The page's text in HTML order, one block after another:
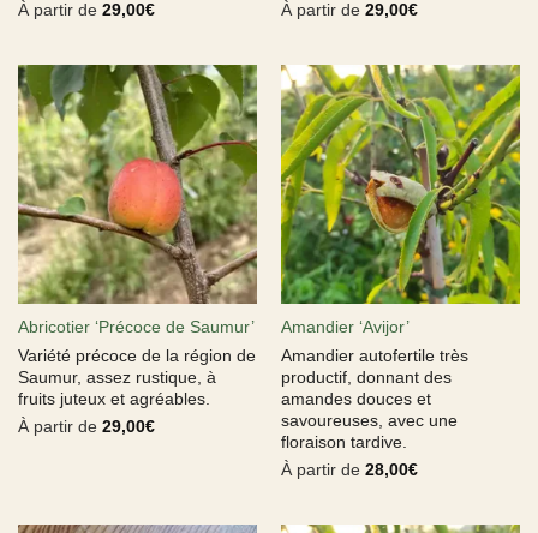
À partir de 29,00€
À partir de 29,00€
Abricotier ‘Précoce de Saumur’
Variété précoce de la région de
Saumur, assez rustique, à
fruits juteux et agréables.
À partir de 29,00€
Amandier ‘Avijor’
Amandier autofertile très
productif, donnant des
amandes douces et
savoureuses, avec une
floraison tardive.
À partir de 28,00€